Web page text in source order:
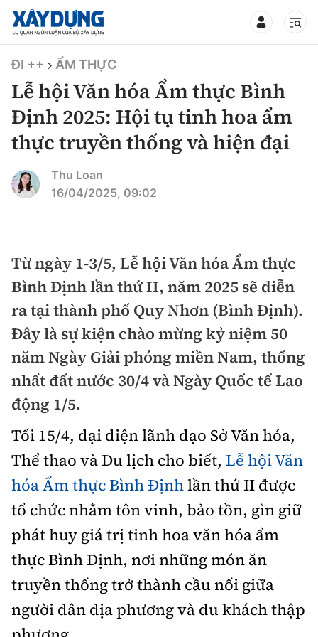
TIN BỘ XÂY DỰNG
CHUYÊN MỤC
Mới nhất
Chính trị
Xã hội
Chuyện dọc đường
Cải chính
Xây dựng
Chỉ đạo điều hành
Quy hoạch kiến trúc
Vật liệu xây dựng
Giám định chất lượng
Quản lý đô thị
Giao thông
Quản lý
Đường bộ
Hàng không
Đường sắt
Đăng kiểm
Đường sắt tốc độ cao
Đường thủy
Hàng hải
Đường sắt đô thị
Kinh tế
Thị trường
Chứng khoán
Bảo hiểm
Doanh nghiệp
Pháp luật
Thanh tra
An ninh hình sự
Pháp đình
Hỏi - Đáp
An toàn giao thông
Giao thông 24h
ATGT địa phương
Văn hóa giao thông
Lái xe an toàn
Chung tay vì ATGT
Chất lượng sống
Giáo dục
Y tế
Đời sống
Lao động - Công đoàn
Văn hóa - Giải Trí
Văn hóa
Showbiz
Điện ảnh
Thể thao
Bóng đá
Bình luận
Công nghệ
ĐI ++ ẨM THỰC
Lễ hội Văn hóa Ẩm thực Bình
Định 2025: Hội tụ tinh hoa ẩm
thực truyền thống và hiện đại
Thu Loan
16/04/2025, 09:02
Từ ngày 1-3/5, Lễ hội Văn hóa Ẩm thực
Bình Định lần thứ II, năm 2025 sẽ diễn
ra tại thành phố Quy Nhơn (Bình Định).
Đây là sự kiện chào mừng kỷ niệm 50
năm Ngày Giải phóng miền Nam, thống
nhất đất nước 30/4 và Ngày Quốc tế Lao
động 1/5.
Tối 15/4, đại diện lãnh đạo Sở Văn hóa,
Thể thao và Du lịch cho biết, Lễ hội Văn
hóa Ẩm thực Bình Địnhlần thứ II được
tổ chức nhằm tôn vinh, bảo tồn, gìn giữ
phát huy giá trị tinh hoa văn hóa ẩm
thực Bình Định, nơi những món ăn
truyền thống trở thành cầu nối giữa
người dân địa phương và du khách thập